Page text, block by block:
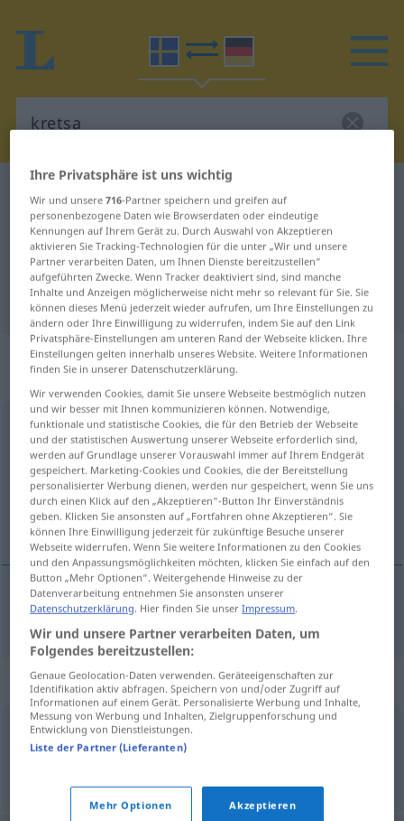
Schwedisch-Deutsch Übersetzung
für "kretsa"
"kretsa" Deutsch Übersetzung
„kretsa“: intransitives Verb,
intransitives Zeitwort
kretsav/i <1>
Übersicht aller Übersetzungen
(Für mehr Details die Übersetzung anklicken/antippen)
kreisen
kreisen kretsa
Synonyme für "kretsa"
snurra,cirkulera,rotera,cirkla
© LibreOffice
Ihre Privatsphäre ist uns wichtig
Wir und unsere716-Partner speichern und greifen auf
personenbezogene Daten wie Browserdaten oder eindeutige
Kennungen auf Ihrem Gerät zu. Durch Auswahl von Akzeptieren
aktivieren Sie Tracking-Technologien für die unter „Wir und unsere
Partner verarbeiten Daten, um Ihnen Dienste bereitzustellen“
aufgeführten Zwecke. Wenn Tracker deaktiviert sind, sind manche
Inhalte und Anzeigen möglicherweise nicht mehr so relevant für Sie. Sie
können dieses Menü jederzeit wieder aufrufen, um Ihre Einstellungen zu
ändern oder Ihre Einwilligung zu widerrufen, indem Sie auf den Link
Privatsphäre-Einstellungen am unteren Rand der Webseite klicken. Ihre
Einstellungen gelten innerhalb unseres Website. Weitere Informationen
finden Sie in unserer Datenschutzerklärung.
Wir verwenden Cookies, damit Sie unsere Webseite bestmöglich nutzen
und wir besser mit Ihnen kommunizieren können. Notwendige,
funktionale und statistische Cookies, die für den Betrieb der Webseite
und der statistischen Auswertung unserer Webseite erforderlich sind,
werden auf Grundlage unserer Vorauswahl immer auf Ihrem Endgerät
gespeichert. Marketing-Cookies und Cookies, die der Bereitstellung
personalisierter Werbung dienen, werden nur gespeichert, wenn Sie uns
durch einen Klick auf den „Akzeptieren“-Button Ihr Einverständnis
geben. Klicken Sie ansonsten auf „Fortfahren ohne Akzeptieren“. Sie
können Ihre Einwilligung jederzeit für zukünftige Besuche unserer
Webseite widerrufen. Wenn Sie weitere Informationen zu den Cookies
und den Anpassungsmöglichkeiten möchten, klicken Sie einfach auf den
Button „Mehr Optionen“. Weitergehende Hinweise zu der
Datenverarbeitung entnehmen Sie ansonsten unserer
Datenschutzerklärung. Hier finden Sie unserImpressum.
Wir und unsere Partner verarbeiten Daten, um
Folgendes bereitzustellen:
Genaue Geolocation-Daten verwenden. Geräteeigenschaften zur
Identifikation aktiv abfragen. Speichern von und/oder Zugriff auf
Informationen auf einem Gerät. Personalisierte Werbung und Inhalte,
Messung von Werbung und Inhalten, Zielgruppenforschung und
Entwicklung von Dienstleistungen.
Liste der Partner (Lieferanten)
Mehr Optionen Akzeptieren